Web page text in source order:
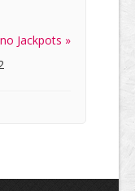
Jackpots »